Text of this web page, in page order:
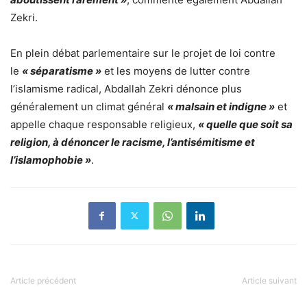
Zekri.
En plein débat parlementaire sur le projet de loi contre
le « séparatisme » et les moyens de lutter contre
l’islamisme radical, Abdallah Zekri dénonce plus
généralement un climat général « malsain et indigne » et
appelle chaque responsable religieux, « quelle que soit sa
religion, à dénoncer le racisme, l’antisémitisme et
l’islamophobie ».
Article précédent Article suivant